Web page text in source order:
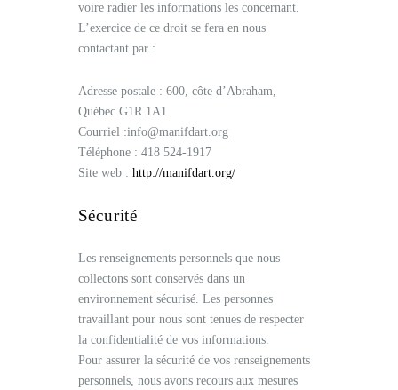
voire radier les informations les concernant.
L’exercice de ce droit se fera en nous
contactant par :
Adresse postale : 600, côte d’Abraham,
Québec G1R 1A1
Courriel :info@manifdart.org
Téléphone : 418 524-1917
Site web : http://manifdart.org/
Sécurité
Les renseignements personnels que nous
collectons sont conservés dans un
environnement sécurisé. Les personnes
travaillant pour nous sont tenues de respecter
la confidentialité de vos informations.
Pour assurer la sécurité de vos renseignements
personnels, nous avons recours aux mesures